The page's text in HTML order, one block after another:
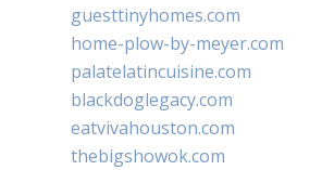
guesttinyhomes.com
home-plow-by-meyer.com
palatelatincuisine.com
blackdoglegacy.com
eatvivahouston.com
thebigshowok.com